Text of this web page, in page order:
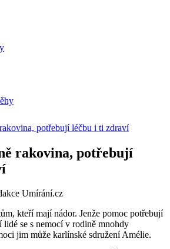
potřebují léčbu i ti zdraví
rakovina, potřebují
Umírání.cz
kteří mají nádor. Jenže pomoc potřebují
se s nemocí v rodině mnohdy
jim může karlínské sdružení Amélie.